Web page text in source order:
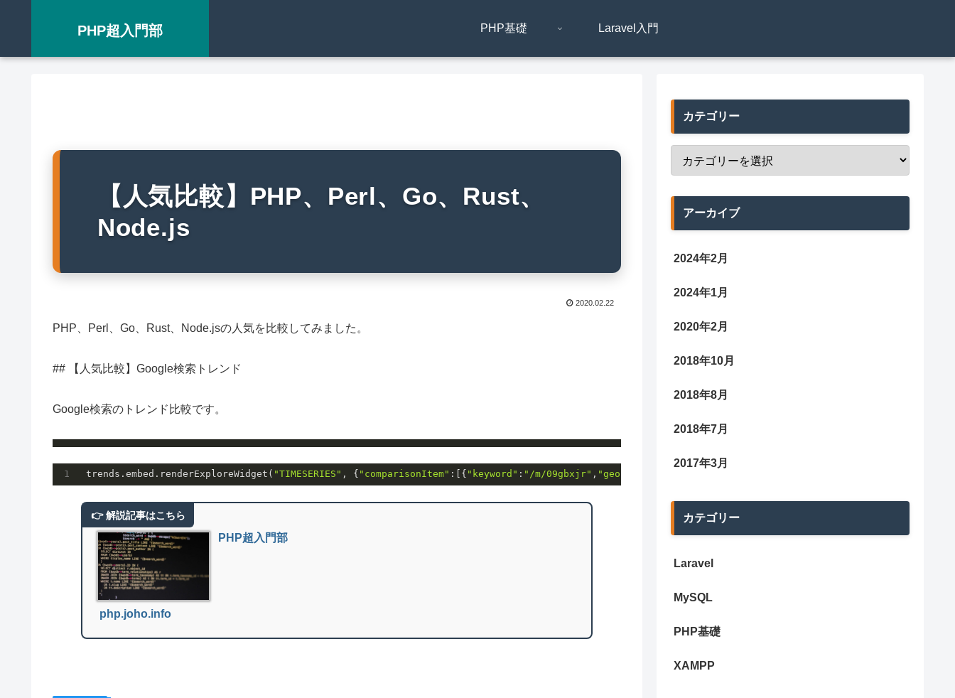
PHP超入門部 PHP基礎 Laravel入門
【人気比較】PHP、Perl、Go、Rust、
Node.js
2020.02.22
PHP、Perl、Go、Rust、Node.jsの人気を比較してみました。
## 【人気比較】Google検索トレンド
Google検索のトレンド比較です。
trends.embed.renderExploreWidget( "TIMESERIES" , { "comparisonItem" :[{ "keyword" : "/m/09gbxjr" , "geo"
PHP超入門部
php.joho.info
カテゴリー
アーカイブ
2024年2月
2024年1月
2020年2月
2018年10月
2018年8月
2018年7月
2017年3月
カテゴリー
Laravel
MySQL
PHP基礎
XAMPP